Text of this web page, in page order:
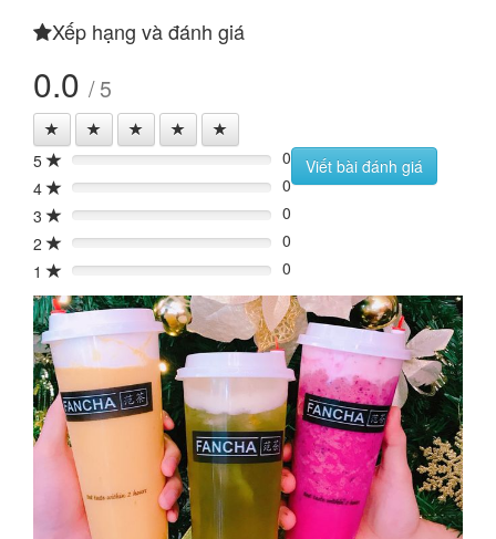
Xếp hạng và đánh giá
0.0 / 5
5 0%
0
4
0%
0
3
0%
0
2
0%
0
1
0% 0
Viết bài đánh giá